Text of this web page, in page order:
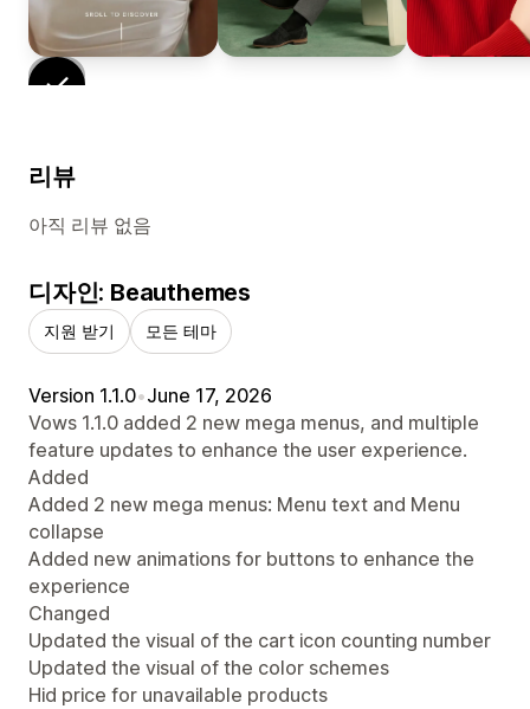
리뷰
아직 리뷰 없음
디자인: Beauthemes
지원 받기 모든 테마
Version 1.1.0•June 17, 2026
Vows 1.1.0 added 2 new mega menus, and multiple
feature updates to enhance the user experience.
Added
Added 2 new mega menus: Menu text and Menu
collapse
Added new animations for buttons to enhance the
experience
Changed
Updated the visual of the cart icon counting number
Updated the visual of the color schemes
Hid price for unavailable products